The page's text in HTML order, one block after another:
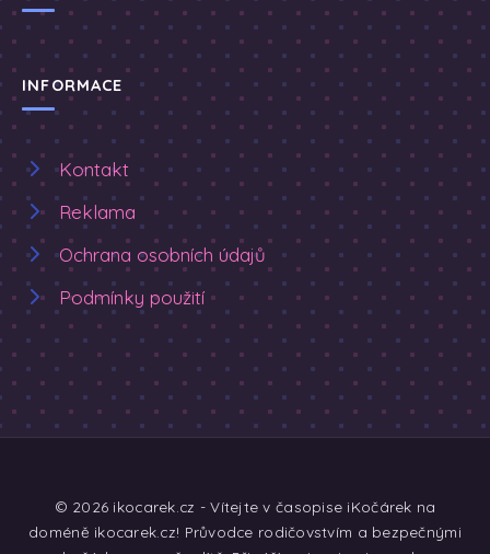
INFORMACE
Kontakt
Reklama
Ochrana osobních údajů
Podmínky použití
© 2026 ikocarek.cz - Vítejte v časopise iKočárek na
doméně ikocarek.cz! Průvodce rodičovstvím a bezpečnými